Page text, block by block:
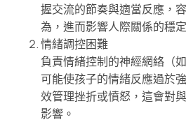
握交流的節奏與適當反應，
為，進而影響人際關係的穩
情緒調控困難
負責情緒控制的神經網絡（
可能使孩子的情緒反應過於
效管理挫折或憤怒，這會對
影響。